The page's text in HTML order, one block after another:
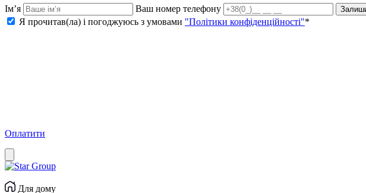
Ім’я Ваш номер телефону
Я прочитав(ла) і погоджуюсь з умовами "Політики конфіденційності"*
Оплатити
Для дому